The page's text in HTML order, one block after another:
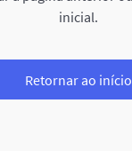
inicial.
Retornar ao início